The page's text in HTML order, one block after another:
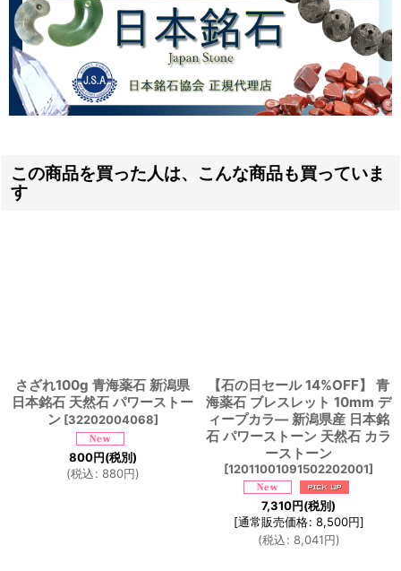
この商品を買った人は、こんな商品も買っていま
す
さざれ100g 青海薬石 新潟県
日本銘石 天然石 パワーストー
ン [32202004068]
800円(税別)
(税込: 880円)
【石の日セール 14%OFF】 青
海薬石 ブレスレット 10mm デ
ィープカラ― 新潟県産 日本銘
石 パワーストーン 天然石 カラ
ーストーン
[12011001091502202001]
7,310円(税別)
[通常販売価格: 8,500円]
(税込: 8,041円)